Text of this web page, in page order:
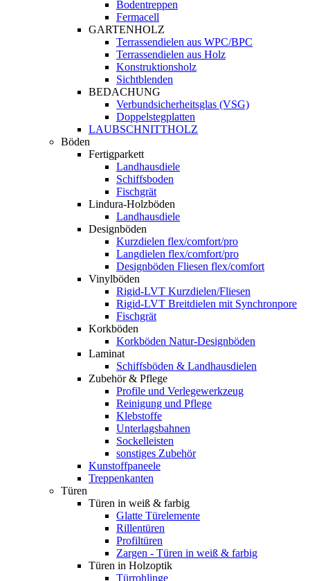
Bodentreppen
Fermacell
GARTENHOLZ
Terrassendielen aus WPC/BPC
Terrassendielen aus Holz
Konstruktionsholz
Sichtblenden
BEDACHUNG
Verbundsicherheitsglas (VSG)
Doppelstegplatten
LAUBSCHNITTHOLZ
Böden
Fertigparkett
Landhausdiele
Schiffsboden
Fischgrät
Lindura-Holzböden
Landhausdiele
Designböden
Kurzdielen flex/comfort/pro
Langdielen flex/comfort/pro
Designböden Fliesen flex/comfort
Vinylböden
Rigid-LVT Kurzdielen/Fliesen
Rigid-LVT Breitdielen mit Synchronpore
Fischgrät
Korkböden
Korkböden Natur-Designböden
Laminat
Schiffsböden & Landhausdielen
Zubehör & Pflege
Profile und Verlegewerkzeug
Reinigung und Pflege
Klebstoffe
Unterlagsbahnen
Sockelleisten
sonstiges Zubehör
Kunstoffpaneele
Treppenkanten
Türen
Türen in weiß & farbig
Glatte Türelemente
Rillentüren
Profiltüren
Zargen - Türen in weiß & farbig
Türen in Holzoptik
Türrohlinge